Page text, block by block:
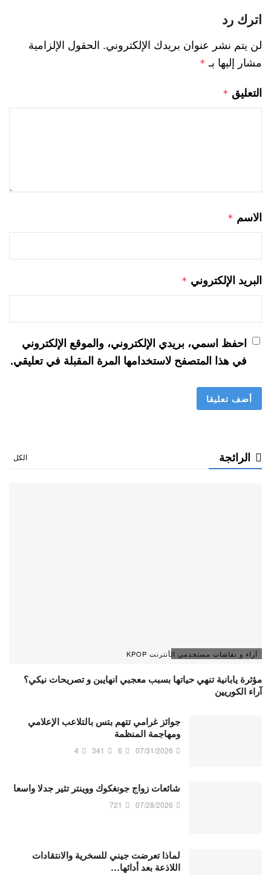
اترك رد
لن يتم نشر عنوان بريدك الإلكتروني. الحقول الإلزامية
مشار إليها بـ *
التعليق *
الاسم *
البريد الإلكتروني *
احفظ اسمي، بريدي الإلكتروني، والموقع الإلكتروني
في هذا المتصفح لاستخدامها المرة المقبلة في تعليقي.
الرائجة الكل
آراء و نقاشات مستخدمي الأنترنت KPOP
مؤثرة يابانية تنهي حياتها بسبب معجبي انهايبن و تصريحات نيكي؟
آراء الكوريين
جوائز غرامي تتهم بتس بالتلاعب الإعلامي
ومهاجمة المنظمة
07/31/2026
6
341
4
شائعات زواج جونغكوك ووينتر تثير جدلا واسعا
07/28/2026
721
لماذا تعرضت جيني للسخرية والانتقادات
اللاذعة بعد أدائها…